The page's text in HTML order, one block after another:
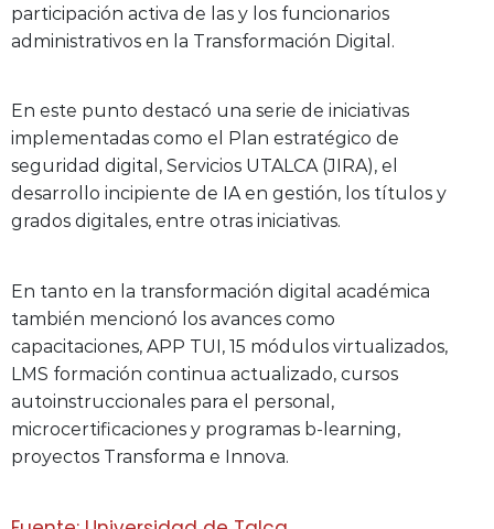
participación activa de las y los funcionarios
administrativos en la Transformación Digital.
En este punto destacó una serie de iniciativas
implementadas como el Plan estratégico de
seguridad digital, Servicios UTALCA (JIRA), el
desarrollo incipiente de IA en gestión, los títulos y
grados digitales, entre otras iniciativas.
En tanto en la transformación digital académica
también mencionó los avances como
capacitaciones, APP TUI, 15 módulos virtualizados,
LMS formación continua actualizado, cursos
autoinstruccionales para el personal,
microcertificaciones y programas b-learning,
proyectos Transforma e Innova.